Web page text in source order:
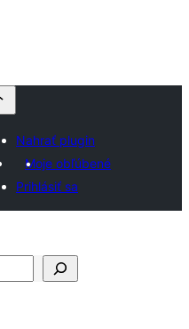
Nahrať plugin
Moje obľúbené
Prihlásiť sa